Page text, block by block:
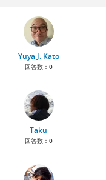
Yuya J. Kato
回答数： 0
Taku
回答数： 0